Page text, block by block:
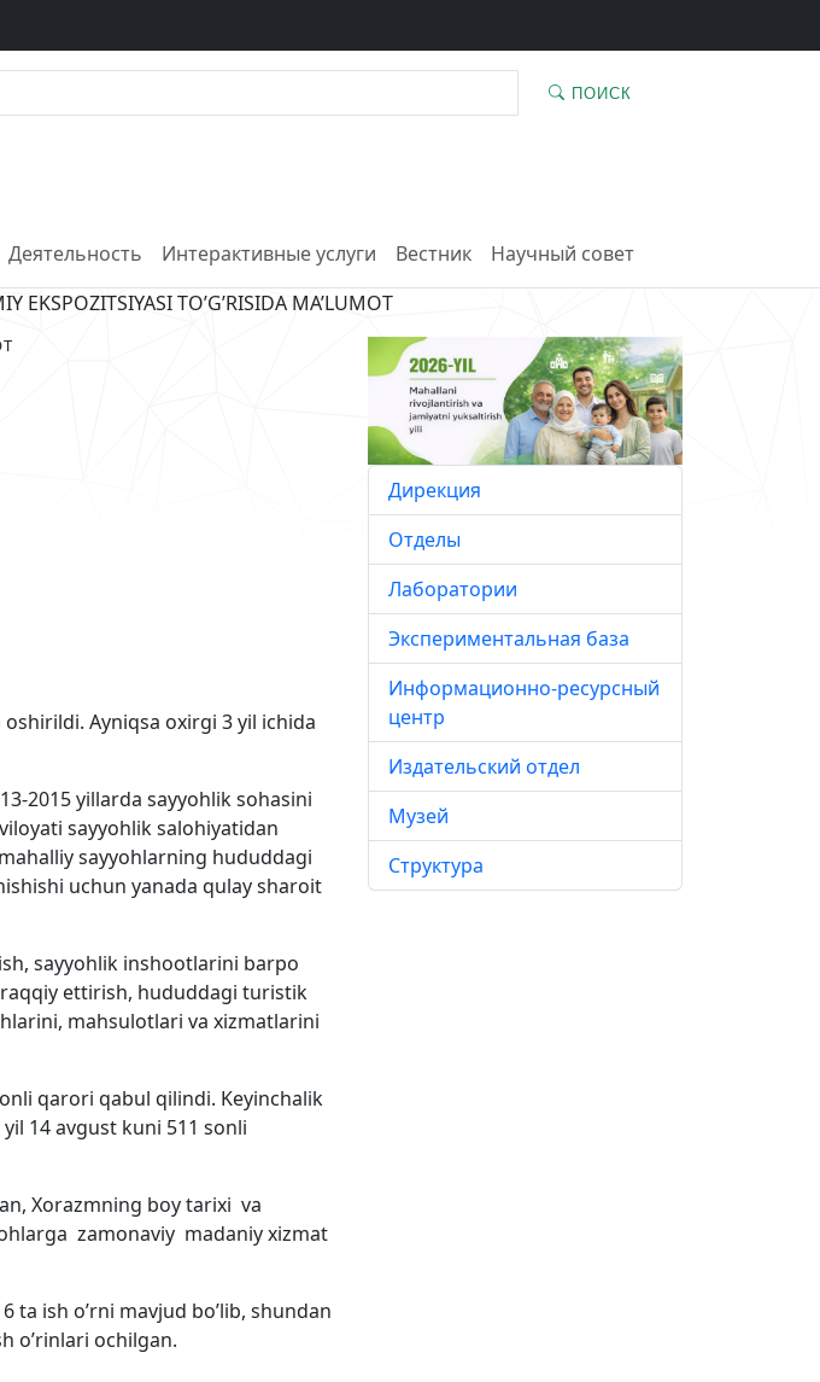
ПОИСК
Деятельность Интерактивные услуги Вестник
Научный совет
EKSPOZITSIYASI TO’G’RISIDA MA’LUMOT
Ayniqsa oxirgi 3 yil ichida
2015 yillarda sayyohlik sohasini
sayyohlik salohiyatidan
sayyohlarning hududdagi
uchun yanada qulay sharoit
sayyohlik inshootlarini barpo
ettirish, hududdagi turistik
mahsulotlari va xizmatlarini
qarori qabul qilindi. Keyinchalik
14 avgust kuni 511 sonli
Xorazmning boy tarixi va
zamonaviy madaniy xizmat
ta ish o’rni mavjud bo’lib, shundan
o’rinlari ochilgan.
Дирекция
Отделы
Лаборатории
Экспериментальная база
Информационно-ресурсный
центр
Издательский отдел
Музей
Структура